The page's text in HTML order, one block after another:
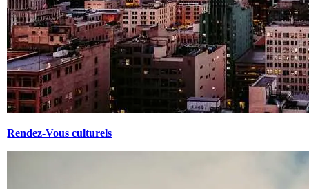
Rendez-Vous culturels